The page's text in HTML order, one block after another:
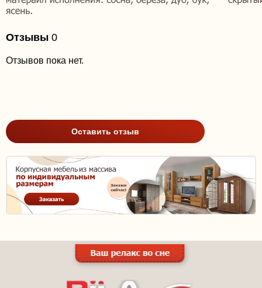
Отзывы 0
Отзывов пока нет.
Оставить отзыв